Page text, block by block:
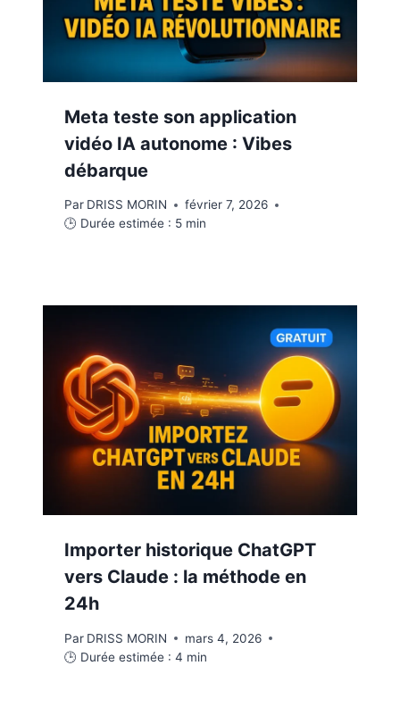
Meta teste son application
vidéo IA autonome : Vibes
débarque
Par DRISS MORIN
février 7, 2026
🕒 Durée estimée : 5 min
Importer historique ChatGPT
vers Claude : la méthode en
24h
Par DRISS MORIN
mars 4, 2026
🕒 Durée estimée : 4 min